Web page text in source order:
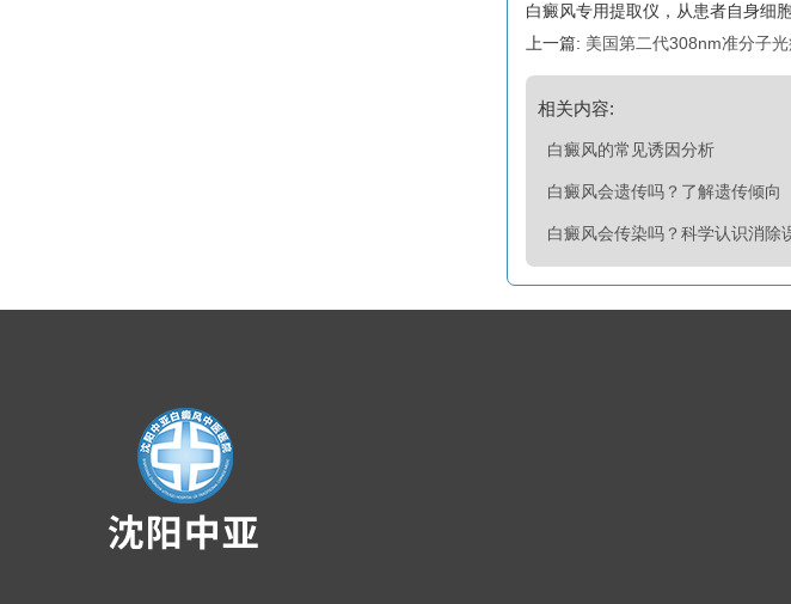
白癜风专用提取仪，从患者自身细
上一篇: 美国第二代308nm准分子
相关内容:
白癜风的常见诱因分析
白癜风会遗传吗？了解遗传倾向
白癜风会传染吗？科学认识消除